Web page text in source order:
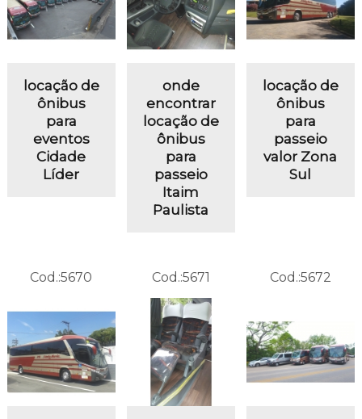
locação de
ônibus
para
eventos
Cidade
Líder
onde
encontrar
locação de
ônibus
para
passeio
Itaim
Paulista
locação de
ônibus
para
passeio
valor Zona
Sul
Cod.:5670 Cod.:5671 Cod.:5672